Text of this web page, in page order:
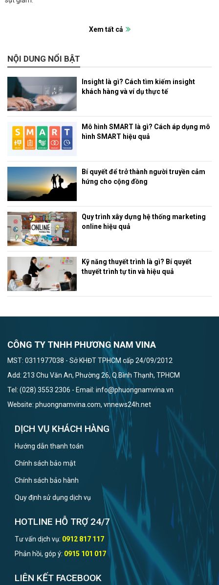
Xem tất cả
NỘI DUNG NỔI BẬT
Insight là gì? Cách tìm kiếm insight
khách hàng và ví dụ thực tế
Mô hình SMART là gì? Cách áp dụng mô
hình SMART hiệu quả
Bí quyết để trở thành người truyền cảm
hứng cho cộng đồng
Quy trình xây dựng hệ thống marketing
online hiệu quả
Kỹ năng thuyết trình là gì? Bí quyết
thuyết trình tự tin và hiệu quả
CÔNG TY TNHH PHƯƠNG NAM VINA
MST: 0311977038 - Sở KHĐT TPHCM cấp 24/09/2012
Add: 213 Chu Văn An, Phường 26, Q.Bình Thạnh, TPHCM
Tel: (028) 3553 2306 - Email: info@phuongnamvina.vn
Website: phuongnamvina.com, vnnews24h.net
DỊCH VỤ KHÁCH HÀNG
Hướng dẫn thanh toán
Chính sách bảo mật
Chính sách bảo hành
Quy định sử dụng dịch vụ
HOTLINE HỖ TRỢ 24/7
Tư vấn dịch vụ: 0912 817 117
Phản hồi, góp ý: 0915 101 017
LIÊN KẾT FACEBOOK